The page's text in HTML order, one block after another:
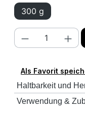
300 g
Produkt
Als Favorit
Haltbarkeit und
Verwendung &